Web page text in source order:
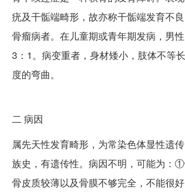
疣及干骺端畸形，故亦称干骺端发育不
骨瘤病者。在儿童期或青年期发病，男
3：1。病变重者，身材矮小，肢体不等
度的弯曲。
二 病因
属先天性发育畸形，为常染色体显性遗
族史，有遗传性。病因不明，可能为：①
骨皮质较薄以及骨膜不够完全，不能很